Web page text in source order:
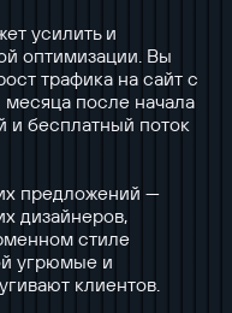
усилить и
оптимизации. Вы
трафика на сайт с
после начала
и бесплатный поток
предложений —
дизайнеров,
стиле
угрюмые и
клиентов.